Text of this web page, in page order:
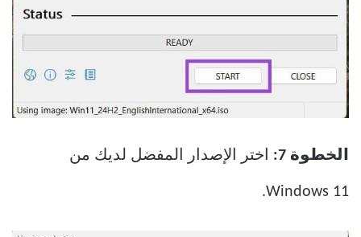
الخطوة 7: اختر الإصدار المفضل لديك من
Windows 11.